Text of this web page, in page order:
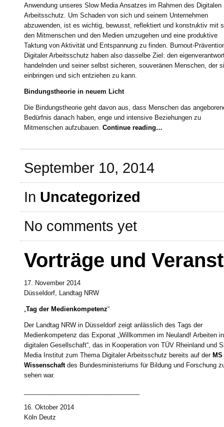
Anwendung unseres Slow Media Ansatzes im Rahmen des Digitalen
Arbeitsschutz. Um Schaden von sich und seinem Unternehmen
abzuwenden, ist es wichtig, bewusst, reflektiert und konstruktiv mit
den Mitmenschen und den Medien umzugehen und eine produktive
Taktung von Aktivität und Entspannung zu finden. Burnout-
Digitaler Arbeitsschutz haben also dasselbe Ziel: den
handelnden und seiner selbst sicheren, souveränen Menschen, der
einbringen und sich entziehen zu kann.
Bindungstheorie in neuem Licht
Die Bindungstheorie geht davon aus, dass Menschen das
Bedürfnis danach haben, enge und intensive Beziehungen zu
Mitmenschen aufzubauen. Continue reading…
September 10, 2014
In Uncategorized
No comments yet
Vorträge und
17. November 2014
Düsseldorf, Landtag NRW
Tag der Medienkompetenz“
Der Landtag NRW in Düsseldorf zeigt anlässlich des Tags der
Medienkompetenz das Exponat „Willkommen im Neuland! Arbeiten
digitalen Gesellschaft“, das in Kooperation von TÜV Rheinland und
Media Institut zum Thema Digitaler Arbeitsschutz bereits auf der MS
Wissenschaftdes Bundesministeriums für Bildung und Forschung
sehen war.
16. Oktober 2014
Köln Deutz